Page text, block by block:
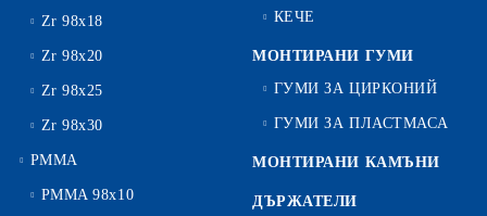
Zr 98x18
Zr 98x20
Zr 98x25
Zr 98x30
PMMA
PMMA 98x10
КЕЧЕ
МОНТИРАНИ ГУМИ
ГУМИ ЗА ЦИРКОНИЙ
ГУМИ ЗА ПЛАСТМАСА
МОНТИРАНИ КАМЪНИ
ДЪРЖАТЕЛИ